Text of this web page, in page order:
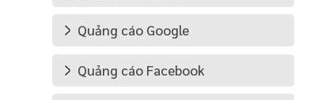
Quảng cáo Google
Quảng cáo Facebook